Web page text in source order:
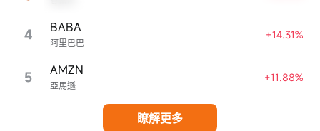
4 阿里巴巴
BABA +14.31%
5 亞馬遜
AMZN +11.88%
瞭解更多